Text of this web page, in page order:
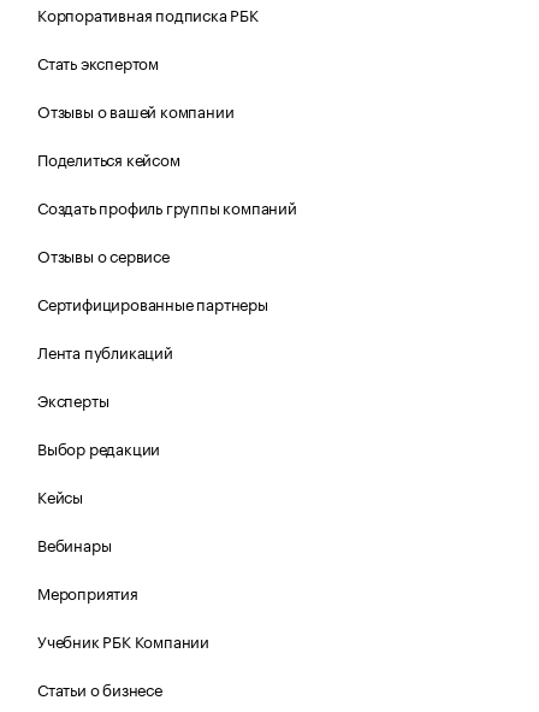
Корпоративная подписка РБК
Стать экспертом
Отзывы о вашей компании
Поделиться кейсом
Создать профиль группы компаний
Отзывы о сервисе
Сертифицированные партнеры
Лента публикаций
Эксперты
Выбор редакции
Кейсы
Вебинары
Мероприятия
Учебник РБК Компании
Статьи о бизнесе